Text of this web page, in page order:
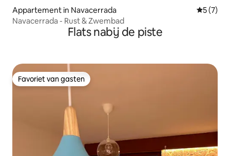
Appartement in Navacerrada
5 (7)
Navacerrada - Rust & Zwembad
Flats nabij de piste
Favoriet van gasten
Favoriet van gasten